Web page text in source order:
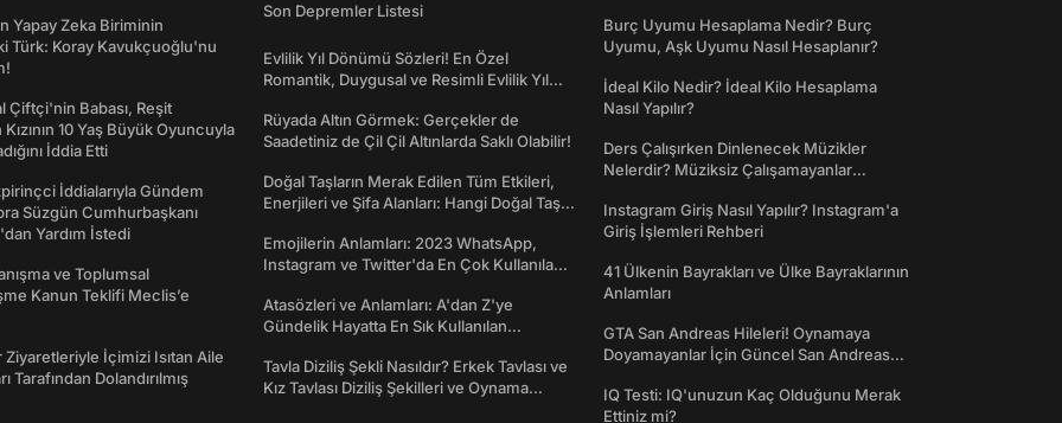
Yapay Zeka Biriminin
Türk: Koray Kavukçuoğlu'nu
Çiftçi'nin Babası, Reşit
10 Yaş Büyük Oyuncuyla
İddia Etti
İddialarıyla Gündem
Süzgün Cumhurbaşkanı
Yardım İstedi
ve Toplumsal
Kanun Teklifi Meclis’e
Ziyaretleriyle İçimizi Isıtan Aile
Tarafından Dolandırılmış
Son Depremler Listesi
Evlilik Yıl Dönümü Sözleri! En Özel
Romantik, Duygusal ve Resimli Evlilik Yıl
Rüyada Altın Görmek: Gerçekler de
Saadetiniz de Çil Çil Altınlarda Saklı Olabilir!
Doğal Taşların Merak Edilen Tüm Etkileri,
Enerjileri ve Şifa Alanları: Hangi Doğal Taş
Emojilerin Anlamları: 2023 WhatsApp,
Instagram ve Twitter'da En Çok Kullanılan
Atasözleri ve Anlamları: A'dan Z'ye
Gündelik Hayatta En Sık Kullanılan
Tavla Diziliş Şekli Nasıldır? Erkek Tavlası ve
Kız Tavlası Diziliş Şekilleri ve Oynama
Burç Uyumu Hesaplama Nedir? Burç
Uyumu, Aşk Uyumu Nasıl Hesaplanır?
İdeal Kilo Nedir? İdeal Kilo Hesaplama
Nasıl Yapılır?
Ders Çalışırken Dinlenecek Müzikler
Nelerdir? Müziksiz Çalışamayanlar
Instagram Giriş Nasıl Yapılır? Instagram'a
Giriş İşlemleri Rehberi
41 Ülkenin Bayrakları ve Ülke Bayraklarının
Anlamları
GTA San Andreas Hileleri! Oynamaya
Doyamayanlar İçin Güncel San Andreas
IQ Testi: IQ'unuzun Kaç Olduğunu Merak
Ettiniz mi?